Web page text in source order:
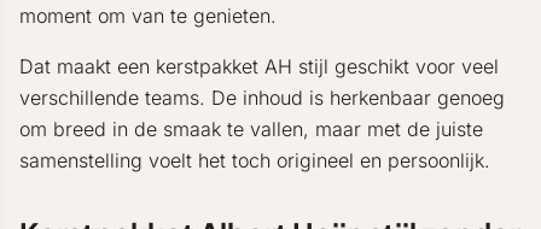
moment om van te genieten.
Dat maakt een kerstpakket AH stijl geschikt voor veel
verschillende teams. De inhoud is herkenbaar genoeg
om breed in de smaak te vallen, maar met de juiste
samenstelling voelt het toch origineel en persoonlijk.